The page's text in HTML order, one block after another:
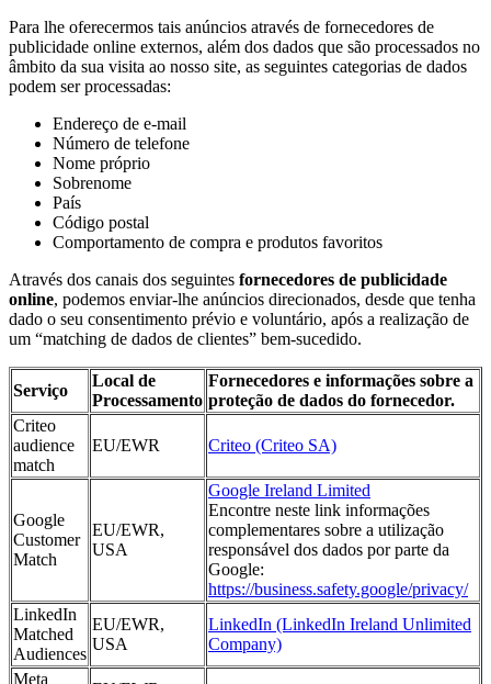
Para lhe oferecermos tais anúncios através de fornecedores de
publicidade online externos, além dos dados que são processados no
âmbito da sua visita ao nosso site, as seguintes categorias de dados
podem ser processadas:
Endereço de e-mail
Número de telefone
Nome próprio
Sobrenome
País
Código postal
Comportamento de compra e produtos favoritos
Através dos canais dos seguintes fornecedores de publicidade
online, podemos enviar-lhe anúncios direcionados, desde que tenha
dado o seu consentimento prévio e voluntário, após a realização de
um “matching de dados de clientes” bem-sucedido.
Serviço
Local de
Processamento
Fornecedores e informações sobre a
proteção de dados do fornecedor.
Criteo
audience
match
EU/EWR Criteo (Criteo SA)
Google
Customer
Match
EU/EWR,
USA
Google Ireland Limited
Encontre neste link informações
complementares sobre a utilização
responsável dos dados por parte da
Google:
https://business.safety.google/privacy/
LinkedIn
Matched
Audiences
EU/EWR,
USA
LinkedIn (LinkedIn Ireland Unlimited
Company)
Meta